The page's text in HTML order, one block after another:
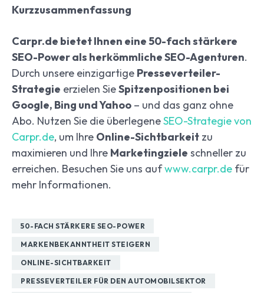
Kurzzusammenfassung
Carpr.de bietet Ihnen eine 50-fach stärkere
SEO-Power als herkömmliche SEO-Agenturen.
Durch unsere einzigartige Presseverteiler-
Strategie erzielen SieSpitzenpositionen bei
Google, Bing und Yahoo – und das ganz ohne
Abo. Nutzen Sie die überlegeneSEO-Strategie von
Carpr.de, um Ihre Online-Sichtbarkeit zu
maximieren und Ihre Marketingziele schneller zu
erreichen. Besuchen Sie uns aufwww.carpr.de für
mehr Informationen.
50-FACH STÄRKERE SEO-POWER
MARKENBEKANNTHEIT STEIGERN
ONLINE-SICHTBARKEIT
PRESSEVERTEILER FÜR DEN AUTOMOBILSEKTOR